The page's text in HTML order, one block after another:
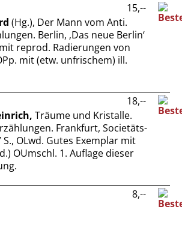
(Hg.), Der Mann vom Anti.
Berlin, ‚Das neue Berlin‘
mit reprod. Radierungen von
mit (etw. unfrischem) ill.
15,--
Träume und Kristalle.
Frankfurt, Societäts-
S., OLwd. Gutes Exemplar mit
OUmschl. 1. Auflage dieser
18,--
8,--